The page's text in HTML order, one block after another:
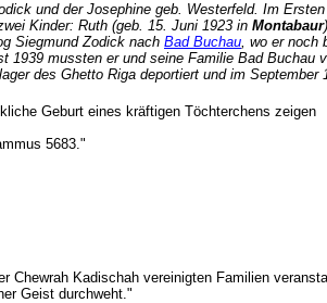
und der Josephine geb. Westerfeld. Im
Kinder: Ruth (geb. 15. Juni 1923 in Montabaur
Siegmund Zodick nach Bad Buchau, wo er noch
1939 mussten er und seine Familie Bad Buchau
des Ghetto Riga deportiert und im September
Geburt eines kräftigen Töchterchens zeigen
5683."
Chewrah Kadischah vereinigten Familien
Geist durchweht."